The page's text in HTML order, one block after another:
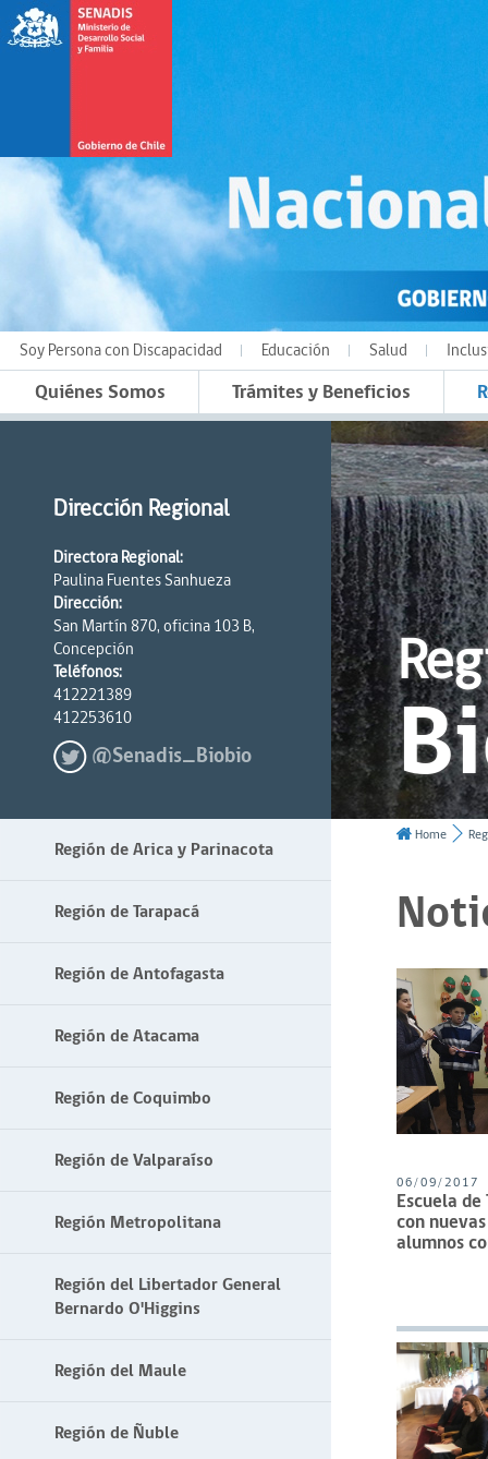
Soy Persona con Discapacidad Educación Salud
Quiénes Somos Trámites y Beneficios
Dirección Regional
Directora Regional:
Paulina Fuentes Sanhueza
Dirección:
San Martín 870, oficina 103 B,
Concepción
Teléfonos:
412221389
412253610
@Senadis_Biobio
Región de Arica y Parinacota
Región de Tarapacá
Región de Antofagasta
Región de Atacama
Región de Coquimbo
Región de Valparaíso
Región Metropolitana
Región del Libertador General
Bernardo O'Higgins
Región del Maule
Región de Ñuble
Home
06/09/2017
Escuela
con
alumnos